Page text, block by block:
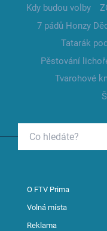
Kdy budou volby
7 pádů Honzy
Tatarák
Pěstování
Tvarohové
O FTV Prima
Volná místa
Reklama